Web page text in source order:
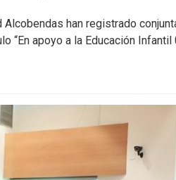
han registrado
“En apoyo a la Educación